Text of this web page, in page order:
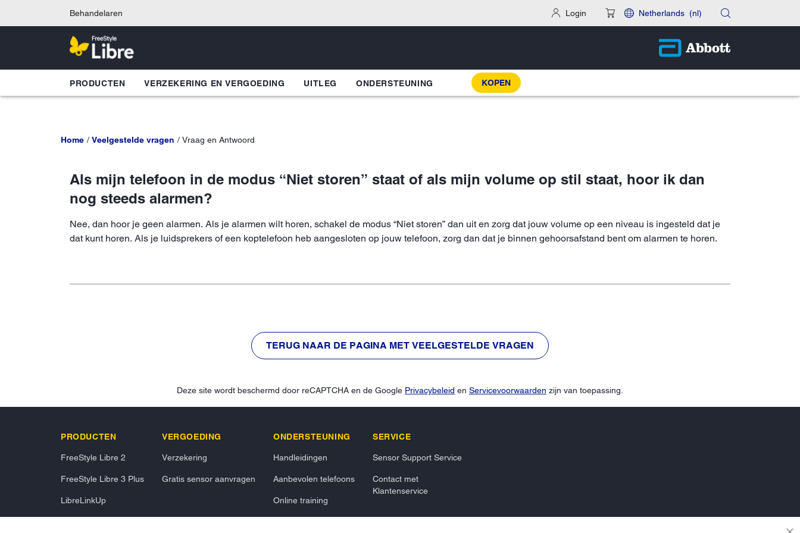
Behandelaren Login Netherlands (nl)
PRODUCTEN VERZEKERING EN VERGOEDING UITLEG ONDERSTEUNING KOPEN
Home Veelgestelde vragen Vraag en Antwoord
Als mijn telefoon in de modus “Niet storen” staat of als mijn volume op stil staat, hoor ik dan
nog steeds alarmen?
Nee, dan hoor je geen alarmen. Als je alarmen wilt horen, schakel de modus “Niet storen” dan uit en zorg dat jouw volume op een niveau is ingesteld dat je
dat kunt horen. Als je luidsprekers of een koptelefoon heb aangesloten op jouw telefoon, zorg dan dat je binnen gehoorsafstand bent om alarmen te horen.
TERUG NAAR DE PAGINA MET VEELGESTELDE VRAGEN
Deze site wordt beschermd door reCAPTCHA en de Google Privacybeleid en Servicevoorwaarden zijn van toepassing.
PRODUCTEN
FreeStyle Libre 2
FreeStyle Libre 3 Plus
LibreLinkUp
VERGOEDING
Verzekering
Gratis sensor aanvragen
ONDERSTEUNING
Handleidingen
Aanbevolen telefoons
Online training
SERVICE
Sensor Support Service
Contact met
Klantenservice